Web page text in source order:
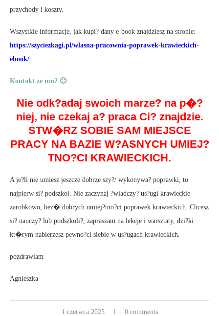
przychody i koszty.
Wszystkie informacje, jak kupi? dany e-book znajdziesz na stronie:
https://szyciezkagi.pl/wlasna-pracownia-poprawek-krawieckich-
ebook/
Kontakt ze mn? 🙂
Nie odk?adaj swoich marze? na p�?
niej, nie czekaj a? praca Ci? znajdzie.
STW�RZ SOBIE SAM MIEJSCE
PRACY NA BAZIE W?ASNYCH UMIEJ?
TNO?CI KRAWIECKICH.
A je?li nie umiesz jeszcze dobrze szy?/ wykonywa? poprawki, to
najpierw si? podszkol. Nie zaczynaj ?wiadczy? us?ugi krawieckie
zarobkowo, bez� dobrych umiej?tno?ci poprawek krawieckich. Chcesz
si? nauczy? lub podszkoli?, zapraszam na lekcje i warsztaty, dzi?ki
kt�rym nabierzesz pewno?ci siebie w us?ugach krawieckich.
pozdrawiam
Agnieszka
1 czerwca 2025 0 comments